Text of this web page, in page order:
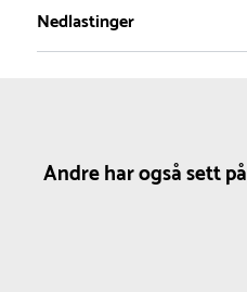
1
Nettovekt
0.4 kg
Nedlastinger
Andre har også sett på